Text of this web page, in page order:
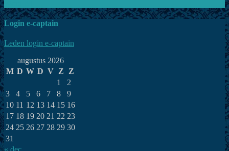
Login e-captain
Leden login e-captain
augustus 2026
M D W D V Z
Z
1
2
3
4 5 6 7 8
9
10 11 12 13 14 15 16
17 18 19 20 21 22 23
24 25 26 27 28 29 30
31